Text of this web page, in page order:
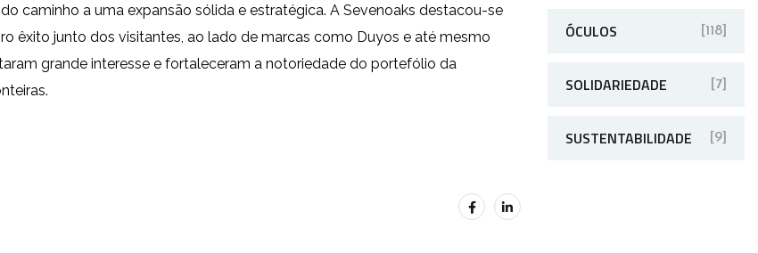
caminho a uma expansão sólida e estratégica. A Sevenoaks destacou-se
êxito junto dos visitantes, ao lado de marcas como Duyos e até mesmo
grande interesse e fortaleceram a notoriedade do portefólio da
ÓCULOS [118]
SOLIDARIEDADE [7]
SUSTENTABILIDADE [9]